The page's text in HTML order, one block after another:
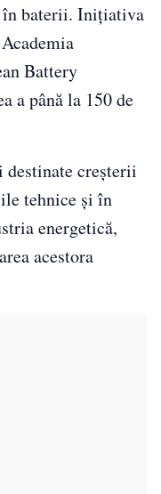
în baterii. Inițiativa
Battery
a până la 150 de
creșterii
tehnice și în
energetică,
acestora